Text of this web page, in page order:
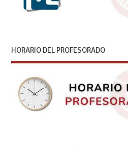
HORARIO DEL PROFESORADO